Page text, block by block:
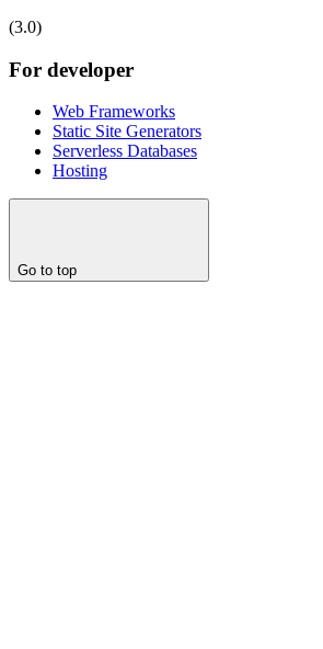
(3.0)
For developer
Web Frameworks
Static Site Generators
Serverless Databases
Hosting
Go to top